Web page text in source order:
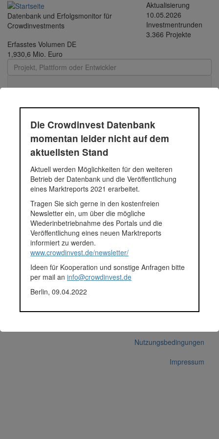
Direkt zum Inhalt
Datenbank und Erfolgsmonitor für
Crowdinvestments
Aktualisierung
10.05.2026
Investmentrunden
3.366 Projekte
Erfasstes Volumen DE
1,930,6 Mio. Euro
Toggle
Auroco
AUROCO ist ein Gerät der Kletter- und Seilsicherung, das bereits
in der Industrie, an Masten, Türmen und auf Dächern eingesetzt
wird. Jetzt soll das vollautomatische High-Tech-Gerät auch in die
Fundingsumme
150.200 Euro
Finanziert in
2016
Segment
Unternehmen
Anlagestatus
Plattform
Conda
Korrekturen / Updates übermitteln
Alle Angaben ohne Gewähr auf Vollständigkeit und Richtigkeit.
© 2026 crowdinvest.de
Nutzungsbedingungen
Impressum
Die Crowdinvest Datenbank
momentan leider nicht auf dem
aktuellsten Stand
Aktuell werden Möglichkeiten für den weiteren
Betrieb der Datenbank und die Veröffentlichung
eines Marktreports 2021 erarbeitet.
Tragen Sie sich gerne in den kostenfreien
Newsletter ein, um über die mögliche
Wiederinbetriebnahme des Portals und die
Veröffentlichung eines neuen Marktreports
informiert zu werden.
www.crowdinvest.de/newsletter/
Ideen für Kooperation und sonstige Anfragen bitte
per mail an info@crowdinvest.de
Berlin, 09.04.2022